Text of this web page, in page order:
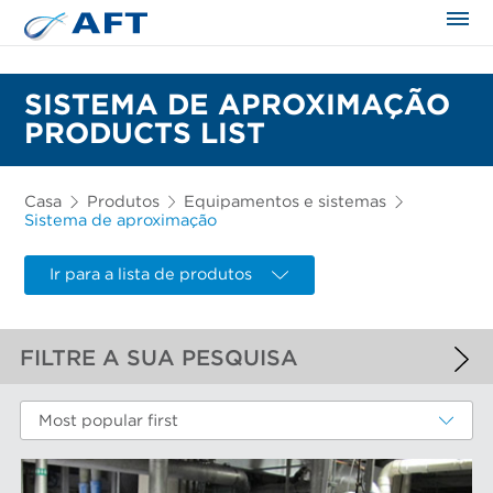
SISTEMA DE APROXIMAÇÃO
PRODUCTS LIST
Casa Produtos
Equipamentos e sistemas
Sistema de aproximação
Ir para a lista de produtos
FILTRE A SUA PESQUISA
FILTROS APLICADOS
Sistema de aproximação
Most popular first